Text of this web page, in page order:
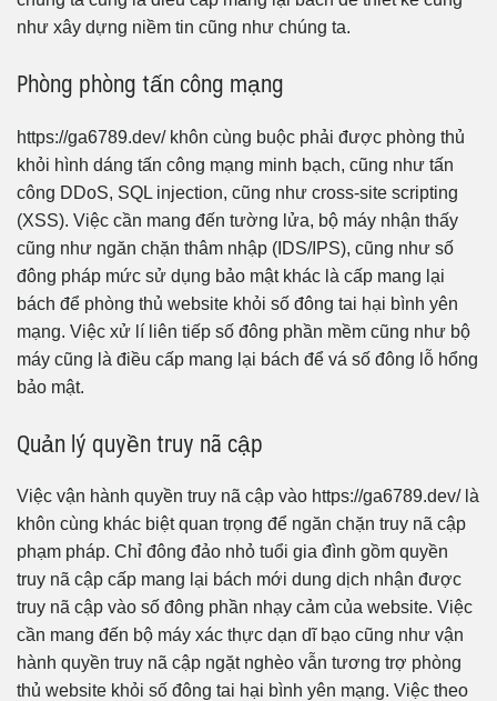
như xây dựng niềm tin cũng như chúng ta.
Phòng phòng tấn công mạng
https://ga6789.dev/ khôn cùng buộc phải được phòng thủ
khỏi hình dáng tấn công mạng minh bạch, cũng như tấn
công DDoS, SQL injection, cũng như cross-site scripting
(XSS). Việc cần mang đến tường lửa, bộ máy nhận thấy
cũng như ngăn chặn thâm nhập (IDS/IPS), cũng như số
đông pháp mức sử dụng bảo mật khác là cấp mang lại
bách để phòng thủ website khỏi số đông tai hại bình yên
mạng. Việc xử lí liên tiếp số đông phần mềm cũng như bộ
máy cũng là điều cấp mang lại bách để vá số đông lỗ hổng
bảo mật.
Quản lý quyền truy nã cập
Việc vận hành quyền truy nã cập vào https://ga6789.dev/ là
khôn cùng khác biệt quan trọng để ngăn chặn truy nã cập
phạm pháp. Chỉ đông đảo nhỏ tuổi gia đình gồm quyền
truy nã cập cấp mang lại bách mới dung dịch nhận được
truy nã cập vào số đông phần nhạy cảm của website. Việc
cần mang đến bộ máy xác thực dạn dĩ bạo cũng như vận
hành quyền truy nã cập ngặt nghèo vẫn tương trợ phòng
thủ website khỏi số đông tai hại bình yên mạng. Việc theo